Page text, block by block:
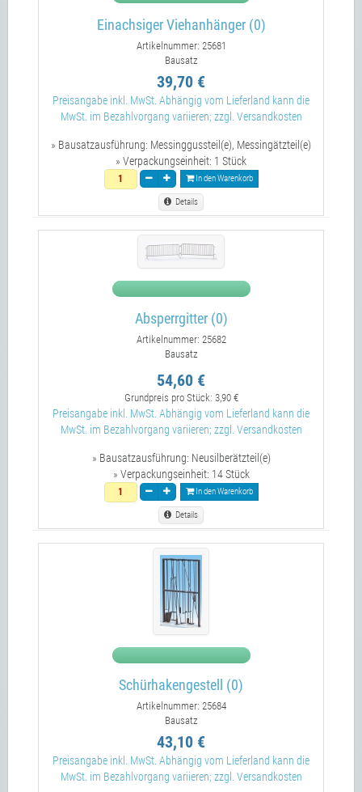
Einachsiger Viehanhänger (0)
Artikelnummer: 25681
Bausatz
39,70 €
Preisangabe inkl. MwSt. Abhängig vom Lieferland kann die
MwSt. im Bezahlvorgang variieren; zzgl. Versandkosten
» Bausatzausführung: Messinggussteil(e), Messingätzteil(e)
» Verpackungseinheit: 1 Stück
In den Warenkorb
Details
Absperrgitter (0)
Artikelnummer: 25682
Bausatz
54,60 €
Grundpreis pro Stück: 3,90 €
Preisangabe inkl. MwSt. Abhängig vom Lieferland kann die
MwSt. im Bezahlvorgang variieren; zzgl. Versandkosten
» Bausatzausführung: Neusilberätzteil(e)
» Verpackungseinheit: 14 Stück
In den Warenkorb
Details
Schürhakengestell (0)
Artikelnummer: 25684
Bausatz
43,10 €
Preisangabe inkl. MwSt. Abhängig vom Lieferland kann die
MwSt. im Bezahlvorgang variieren; zzgl. Versandkosten